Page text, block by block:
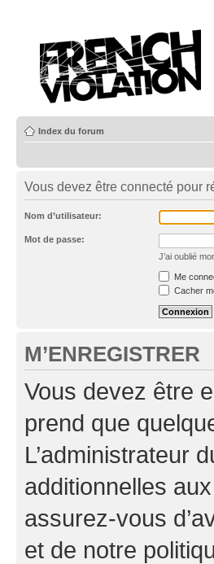
Index du forum
Vous devez être connecté pour
Nom d’utilisateur:
Mot de passe:
J’ai oublié
Me
Cacher
M’ENREGISTRER
Vous devez être
prend que
L’administrateur
additionnelles
assurez-vous
et de notre